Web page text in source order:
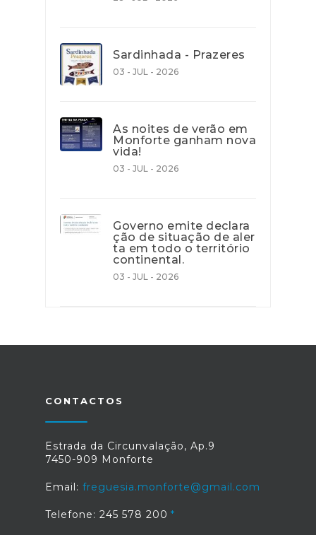
Sardinhada - Prazeres
03 - JUL - 2026
As noites de verão em
Monforte ganham nova
vida!
03 - JUL - 2026
Governo emite declara
ção de situação de aler
ta em todo o território
continental.
03 - JUL - 2026
CONTACTOS
Estrada da Circunvalação, Ap.9
7450-909 Monforte
Email: freguesia.monforte@gmail.com
Telefone: 245 578 200